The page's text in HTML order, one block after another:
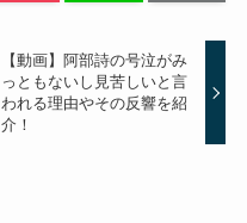
【動画】阿部詩の号泣がみ
っともないし見苦しいと言
われる理由やその反響を紹
介！